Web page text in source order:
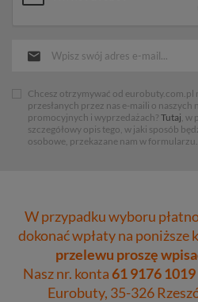
Chcesz otrzymywać od eurobuty.com.pl
przesłanych przez nas e-maili o naszych
promocyjnych i wyprzedażach? Tutaj, w
szczegółowy opis tego, w jaki sposób
osobowe, przekazane nam w formularzu.
W przypadku wyboru
dokonać wpłaty na poniższe
przelewu proszę
Nasz nr. konta61 9176
Eurobuty, 35-326